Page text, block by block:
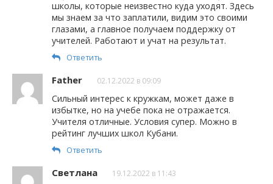
школы, которые неизвестно куда уходят. Здесь
мы знаем за что заплатили, видим это своими
глазами, а главное получаем поддержку от
учителей. Работают и учат на результат.
Ответить
Father 02.12.2022 в 09:09
Сильный интерес к кружкам, может даже в
избытке, но на учебе пока не отражается.
Учителя отличные. Условия супер. Можно в
рейтинг лучших школ Кубани.
Ответить
Светлана 19.12.2022 в 11:43